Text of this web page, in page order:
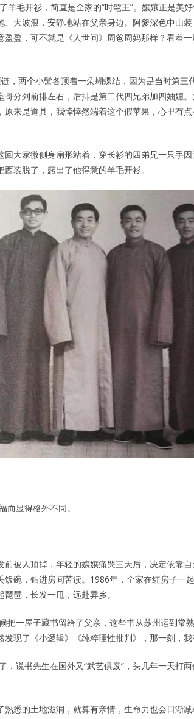
羊毛开衫，简直是全家的“时髦王”。孃孃正是美
大波浪，安静地站在父亲身边。阿爹深色中山
盈，可不就是《人世间》周爸周妈那样？看着
，两个小髻各顶着一朵蝴蝶结，因为是当时第
分列前排左右，后排是第二代四兄弟加四妯娌
来是道具，我悻悻然端着这个假苹果，心里有
大家微侧身扇形站着，穿长衫的四弟兄一只手
装脱了，露出了他得意的羊毛开衫。
显得格外不同。
被人顶掉，年轻的孃孃痛哭三天后，决定依靠
碗，钻进房间苦读。1986年，全家在红房子一
琶，长发一甩，远赴异乡。
把一屋子藏书留给了父亲，这些书从苏州运到常
现了《小逻辑》《纯粹理性批判》，那一刻，我
，说书先生在国外又“武艺俱废”，头几年一天打
悉的土地滋润，就算有亲情，生命力也会日渐